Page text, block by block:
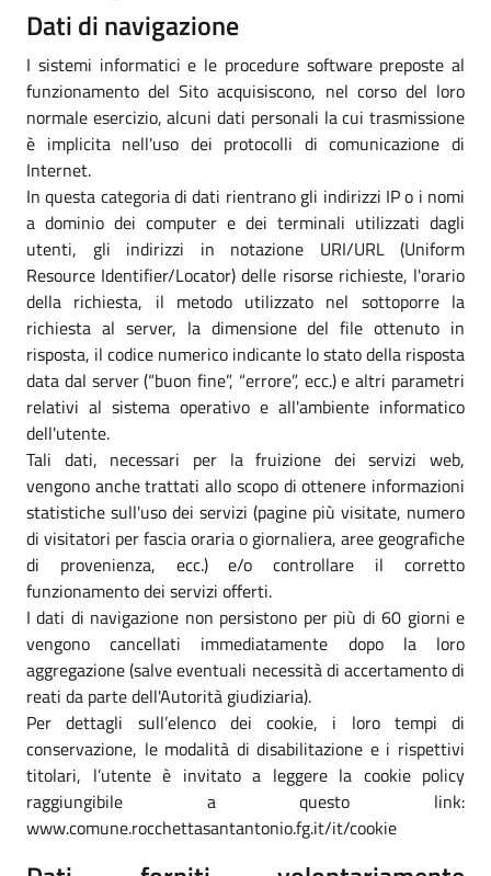
Dati di navigazione
I sistemi informatici e le procedure software preposte al
funzionamento del Sito acquisiscono, nel corso del loro
normale esercizio, alcuni dati personali la cui trasmissione
è implicita nell'uso dei protocolli di comunicazione di
Internet.
In questa categoria di dati rientrano gli indirizzi IP o i nomi
a dominio dei computer e dei terminali utilizzati dagli
utenti, gli indirizzi in notazione URI/URL (Uniform
Resource Identifier/Locator) delle risorse richieste, l'orario
della richiesta, il metodo utilizzato nel sottoporre la
richiesta al server, la dimensione del file ottenuto in
risposta, il codice numerico indicante lo stato della risposta
data dal server (“buon fine”, “errore”, ecc.) e altri parametri
relativi al sistema operativo e all'ambiente informatico
dell'utente.
Tali dati, necessari per la fruizione dei servizi web,
vengono anche trattati allo scopo di ottenere informazioni
statistiche sull'uso dei servizi (pagine più visitate, numero
di visitatori per fascia oraria o giornaliera, aree geografiche
di provenienza, ecc.) e/o controllare il corretto
funzionamento dei servizi offerti.
I dati di navigazione non persistono per più di 60 giorni e
vengono cancellati immediatamente dopo la loro
aggregazione (salve eventuali necessità di accertamento di
reati da parte dell'Autorità giudiziaria).
Per dettagli sull’elenco dei cookie, i loro tempi di
conservazione, le modalità di disabilitazione e i rispettivi
titolari, l’utente è invitato a leggere la cookie policy
raggiungibile a questo link:
www.comune.rocchettasantantonio.fg.it/it/cookie